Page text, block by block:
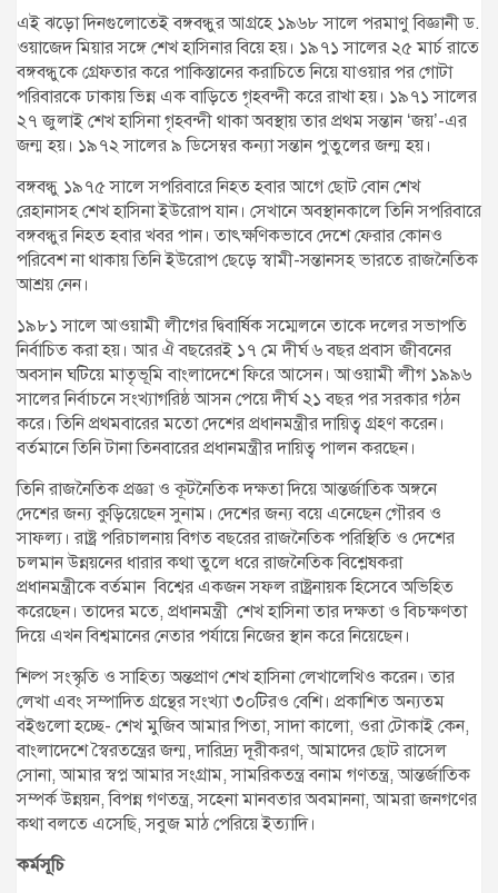
এই ঝড়ো দিনগুলোতেই বঙ্গবন্ধুর আগ্রহে ১৯৬৮ সালে পরমাণু বিজ্ঞানী ড.
ওয়াজেদ মিয়ার সঙ্গে শেখ হাসিনার বিয়ে হয়। ১৯৭১ সালের ২৫ মার্চ রাতে
বঙ্গবন্ধুকে গ্রেফতার করে পাকিস্তানের করাচিতে নিয়ে যাওয়ার পর গোটা
পরিবারকে ঢাকায় ভিন্ন এক বাড়িতে গৃহবন্দী করে রাখা হয়। ১৯৭১ সালের
২৭ জুলাই শেখ হাসিনা গৃহবন্দী থাকা অবস্থায় তার প্রথম সন্তান ‘জয়’-এর
জন্ম হয়। ১৯৭২ সালের ৯ ডিসেম্বর কন্যা সন্তান পুতুলের জন্ম হয়।
বঙ্গবন্ধু ১৯৭৫ সালে সপরিবারে নিহত হবার আগে ছোট বোন শেখ
রেহানাসহ শেখ হাসিনা ইউরোপ যান। সেখানে অবস্থানকালে তিনি সপরিবারে
বঙ্গবন্ধুর নিহত হবার খবর পান। তাৎক্ষণিকভাবে দেশে ফেরার কোনও
পরিবেশ না থাকায় তিনি ইউরোপ ছেড়ে স্বামী-সন্তানসহ ভারতে রাজনৈতিক
আশ্রয় নেন।
১৯৮১ সালে আওয়ামী লীগের দ্বিবার্ষিক সম্মেলনে তাকে দলের সভাপতি
নির্বাচিত করা হয়। আর ঐ বছরেরই ১৭ মে দীর্ঘ ৬ বছর প্রবাস জীবনের
অবসান ঘটিয়ে মাতৃভূমি বাংলাদেশে ফিরে আসেন। আওয়ামী লীগ ১৯৯৬
সালের নির্বাচনে সংখ্যাগরিষ্ঠ আসন পেয়ে দীর্ঘ ২১ বছর পর সরকার গঠন
করে। তিনি প্রথমবারের মতো দেশের প্রধানমন্ত্রীর দায়িত্ব গ্রহণ করেন।
বর্তমানে তিনি টানা তিনবারের প্রধানমন্ত্রীর দায়িত্ব পালন করছেন।
তিনি রাজনৈতিক প্রজ্ঞা ও কূটনৈতিক দক্ষতা দিয়ে আন্তর্জাতিক অঙ্গনে
দেশের জন্য কুড়িয়েছেন সুনাম। দেশের জন্য বয়ে এনেছেন গৌরব ও
সাফল্য। রাষ্ট্র পরিচালনায় বিগত বছরের রাজনৈতিক পরিস্থিতি ও দেশের
চলমান উন্নয়নের ধারার কথা তুলে ধরে রাজনৈতিক বিশ্লেষকরা
প্রধানমন্ত্রীকে বর্তমান বিশ্বের একজন সফল রাষ্ট্রনায়ক হিসেবে অভিহিত
করেছেন। তাদের মতে, প্রধানমন্ত্রী শেখ হাসিনা তার দক্ষতা ও বিচক্ষণতা
দিয়ে এখন বিশ্বমানের নেতার পর্যায়ে নিজের স্থান করে নিয়েছেন।
শিল্প সংস্কৃতি ও সাহিত্য অন্তপ্রাণ শেখ হাসিনা লেখালেখিও করেন। তার
লেখা এবং সম্পাদিত গ্রন্থের সংখ্যা ৩০টিরও বেশি। প্রকাশিত অন্যতম
বইগুলো হচ্ছে- শেখ মুজিব আমার পিতা, সাদা কালো, ওরা টোকাই কেন,
বাংলাদেশে স্বৈরতন্ত্রের জন্ম, দারিদ্র্য দূরীকরণ, আমাদের ছোট রাসেল
সোনা, আমার স্বপ্ন আমার সংগ্রাম, সামরিকতন্ত্র বনাম গণতন্ত্র, আন্তর্জাতিক
সম্পর্ক উন্নয়ন, বিপন্ন গণতন্ত্র, সহেনা মানবতার অবমাননা, আমরা জনগণের
কথা বলতে এসেছি, সবুজ মাঠ পেরিয়ে ইত্যাদি।
কর্মসূচি